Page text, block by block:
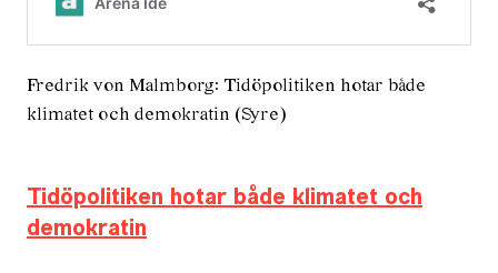
Fredrik von Malmborg: Tidöpolitiken hotar både
klimatet och demokratin (Syre)
Tidöpolitiken hotar både klimatet och
demokratin